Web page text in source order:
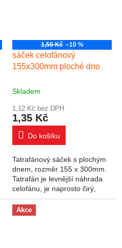
1,50 Kč –10 %
sáček celofánový
155x300mm ploché dno
Skladem
1,12 Kč bez DPH
1,35 Kč
Do košíku
Tatrafánový sáček s plochým
dnem, rozměr 155 x 300mm.
Tatrafán je levnější náhrada
celofánu, je naprosto čirý,
nesnáší vysoké teploty - dá se
svařovat. Po přehnutí se vrací
do...
Akce